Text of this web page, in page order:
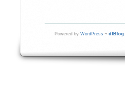
Powered by WordPress ¬ dfBlog